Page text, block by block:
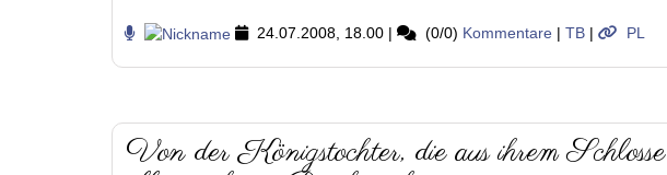
24.07.2008, 18.00 | (0/0) Kommentare | TB | PL
Von der Königstochter, die aus ihrem Schlosse